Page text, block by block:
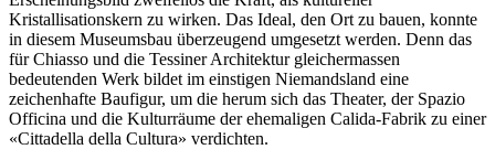
Kristallisationskern zu wirken. Das Ideal, den Ort zu bauen, konnte
in diesem Museumsbau überzeugend umgesetzt werden. Denn das
für Chiasso und die Tessiner Architektur gleichermassen
bedeutenden Werk bildet im einstigen Niemandsland eine
zeichenhafte Baufigur, um die herum sich das Theater, der Spazio
Officina und die Kulturräume der ehemaligen Calida-Fabrik zu einer
«Cittadella della Cultura» verdichten.